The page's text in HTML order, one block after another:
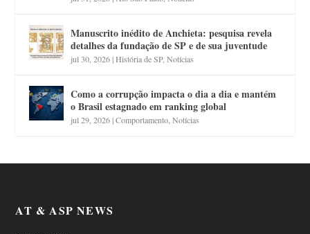
Manuscrito inédito de Anchieta: pesquisa revela
detalhes da fundação de SP e de sua juventude
jul 30, 2026|História de SP,Notícias
Como a corrupção impacta o dia a dia e mantém
o Brasil estagnado em ranking global
jul 29, 2026|Comportamento ,Notícias
AT & ASP NEWS